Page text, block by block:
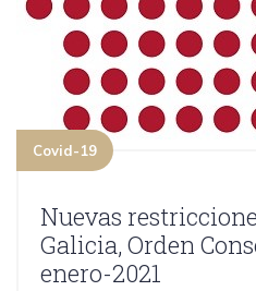
Covid-19
Nuevas
Galicia, Orden
enero-2021